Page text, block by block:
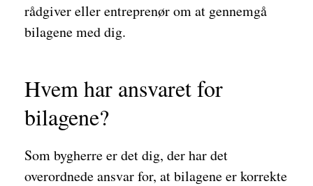
rådgiver eller entreprenør om at gennemgå
bilagene med dig.
Hvem har ansvaret for
bilagene?
Som bygherre er det dig, der har det
overordnede ansvar for, at bilagene er korrekte